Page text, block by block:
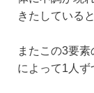
きたしている
またこの3要
によって1人ず